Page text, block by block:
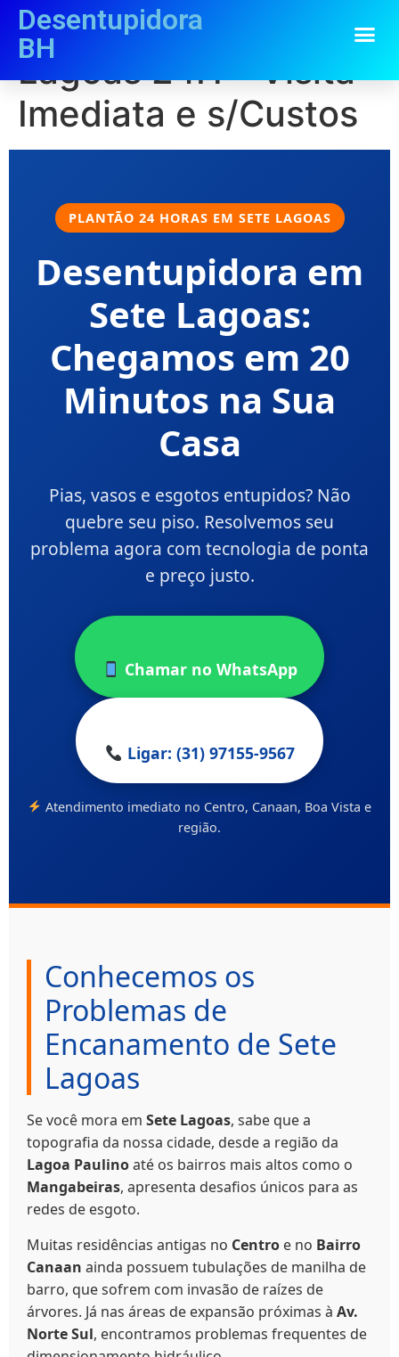
Desentupidora
BH
Desentupidora Sete
Lagoas 24H – Visita
Imediata e s/Custos
PLANTÃO 24 HORAS EM SETE LAGOAS
Desentupidora em
Sete Lagoas:
Chegamos em 20
Minutos na Sua
Casa
Pias, vasos e esgotos entupidos? Não
quebre seu piso. Resolvemos seu
problema agora com tecnologia de ponta
e preço justo.
Chamar no WhatsApp
Ligar: (31) 97155-9567
Atendimento imediato no Centro, Canaan, Boa Vista e
região.
Conhecemos os
Problemas de
Encanamento de Sete
Lagoas
Se você mora em Sete Lagoas, sabe que a
topografia da nossa cidade, desde a região da
Lagoa Paulinoaté os bairros mais altos como o
Mangabeiras, apresenta desafios únicos para as
redes de esgoto.
Muitas residências antigas no Centro e no Bairro
Canaan ainda possuem tubulações de manilha de
barro, que sofrem com invasão de raízes de
árvores. Já nas áreas de expansão próximas à Av.
Norte Sul, encontramos problemas frequentes de